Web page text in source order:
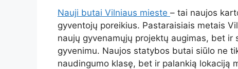
Nauji butai Vilniaus mieste – tai naujos
gyventojų poreikius. Pastaraisiais metais
naujų gyvenamųjų projektų augimas, bet
gyvenimu. Naujos statybos butai siūlo ne
naudingumo klasę, bet ir palankią lokaciją